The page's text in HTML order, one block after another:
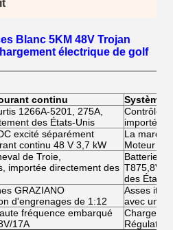
Blanc 5KM 48V Trojan
électrique de golf
continu
Système
1266A-5201, 275A,
des États-Unis
Contrôleur
importé
excité séparément
continu 48 V 3,7 kW
La
Moteur à
de Troie,
importée directement des
Batterie
des États-
GRAZIANO
d'engrenages de 1:12
Asses
avec une
fréquence embarqué
17A
Chargeur